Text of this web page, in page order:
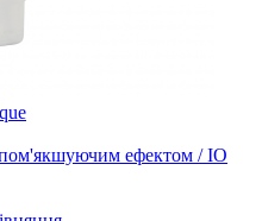
ефектом / IO